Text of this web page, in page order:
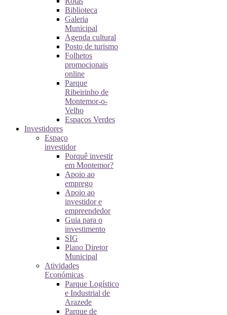
Biblioteca
Galeria
Municipal
Agenda cultural
Posto de turismo
Folhetos
promocionais
online
Parque
Ribeirinho de
Montemor-o-
Velho
Espaços Verdes
Investidores
Espaço
investidor
Porquê investir
em Montemor?
Apoio ao
emprego
Apoio ao
investidor e
empreendedor
Guia para o
investimento
SIG
Plano Diretor
Municipal
Atividades
Económicas
Parque Logístico
e Industrial de
Arazede
Parque de